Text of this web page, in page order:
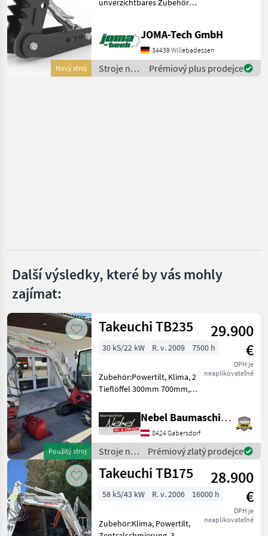
Joma-Tech
BIG
Kinshofer
prodejců
Nový stroj
Allrounder für Verlade- und
Sortierarbeiten wie Holz,
Steine usw.,
JOMA-Tech GmbH
34439 Willebadessen
Stroje na
stavbu /
Prémiový plus prodejce
Další výsledky, které by vás mohly
zajímat:
Použitý stroj
Takeuchi TB235
29.900
€
DPH je
neaplikovateľné
30 kS/22 kW R. v. 2009 7500 h
Zubehör:Powertilt, Klima, 2
Tieflöffel 300mm 700mm,
1200mm.Hydraulikpumpe
wurde bei
7000Std.Erneuert. Stroje na
stavbu mini bager
Nebel Baumaschinen
8424 Gabersdorf
Stroje na
stavbu /
Takeuchi
Prémiový zlatý prodejce
Takeuchi TB175
28.900
€
DPH je
neaplikovateľné
58 kS/43 kW R. v. 2006 16000 h
Zubehör:Klima, Powertilt,